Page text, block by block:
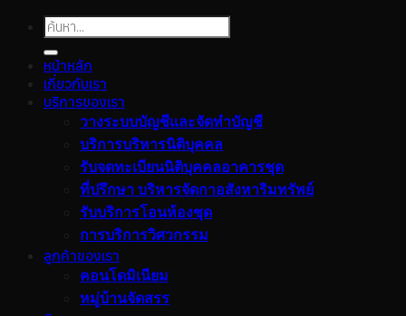
หน้าหลัก
เกี่ยวกับเรา
บริการของเรา
วางระบบบัญชีและจัดทำบัญชี
บริการบริหารนิติบุคคล
รับจดทะเบียนนิติบุคคลอาคารชุด
ที่ปรึกษา บริหารจัดกาอสังหาริมทรัพย์
รับบริการโอนห้องชุด
การบริการวิศวกรรม
ลูกค้าของเรา
คอนโดมิเนียม
หมู่บ้านจัดสรร